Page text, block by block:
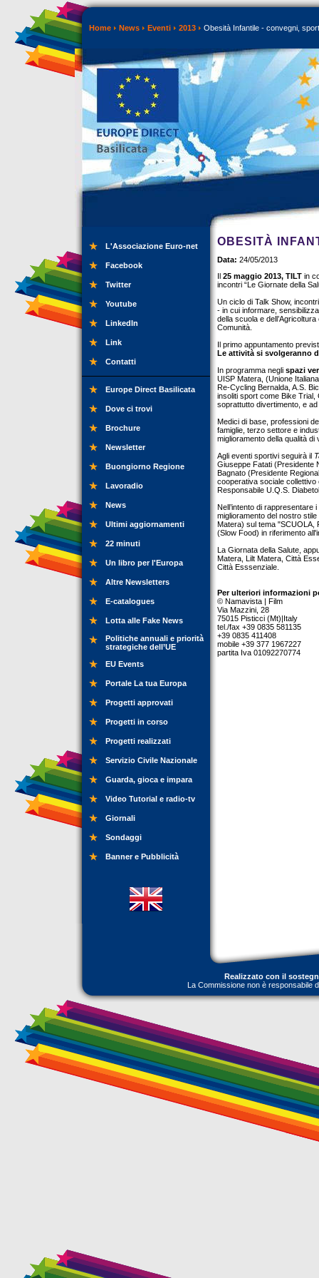
Home News Eventi 2013 Obesità Infantile - convegni,
L'Associazione Euro-net
Facebook
Twitter
Youtube
LinkedIn
Link
Contatti
Europe Direct Basilicata
Dove ci trovi
Brochure
Newsletter
Buongiorno Regione
Lavoradio
News
Ultimi aggiornamenti
22 minuti
Un libro per l'Europa
Altre Newsletters
E-catalogues
Lotta alle Fake News
Politiche annuali e priorità
strategiche dell’UE
EU Events
Portale La tua Europa
Progetti approvati
Progetti in corso
Progetti realizzati
Servizio Civile Nazionale
Guarda, gioca e impara
Video Tutorial e radio-tv
Giornali
Sondaggi
Banner e Pubblicità
OBESITÀ
Data: 24/05/2013
Il 25 maggio 2013, TILT in
incontri “Le Giornate della
Un ciclo di Talk Show,
- in cui informare,
della scuola e
Comunità.
Il primo appuntamento
Le attività si svolgeranno
In programma negli spazi
UISP Matera, (Unione
Re-Cycling Bernalda, A.S.
insoliti sport come Bike Trial,
soprattutto divertimento, e
Medici di base, professioni
famiglie, terzo settore e
miglioramento della qualità
Agli eventi sportivi seguirà il
Giuseppe Fatati (Presidente
Bagnato (Presidente
cooperativa sociale collettivo
Responsabile U.Q.S.
Nell’intento di
miglioramento del nostro
Matera) sul tema "SCUOLA,
(Slow Food) in riferimento
La Giornata della Salute,
Matera, Lilt Matera, Città
Città Esssenziale.
Per ulteriori informazioni
© Namavista | Film
Via Mazzini, 28
75015 Pisticci (Mt)|Italy
tel./fax +39 0835 581135
+39 0835 411408
mobile +39 377 1967227
partita Iva 01092270774
Realizzato con il
La Commissione non è responsabile